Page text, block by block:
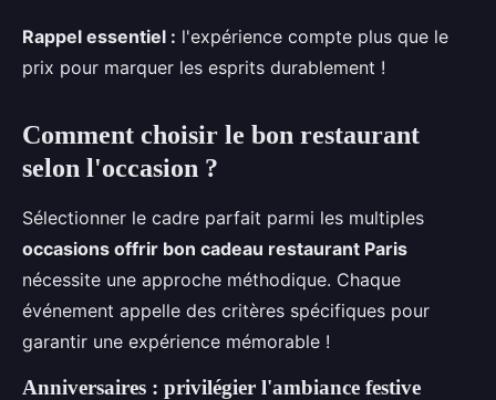
Rappel essentiel : l'expérience compte plus que le
prix pour marquer les esprits durablement !
Comment choisir le bon restaurant
selon l'occasion ?
Sélectionner le cadre parfait parmi les multiples
occasions offrir bon cadeau restaurant Paris
nécessite une approche méthodique. Chaque
événement appelle des critères spécifiques pour
garantir une expérience mémorable !
Anniversaires : privilégier l'ambiance festive